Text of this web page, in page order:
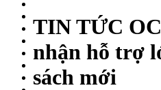
TIN TỨC
nhận hỗ trợ
sách mới